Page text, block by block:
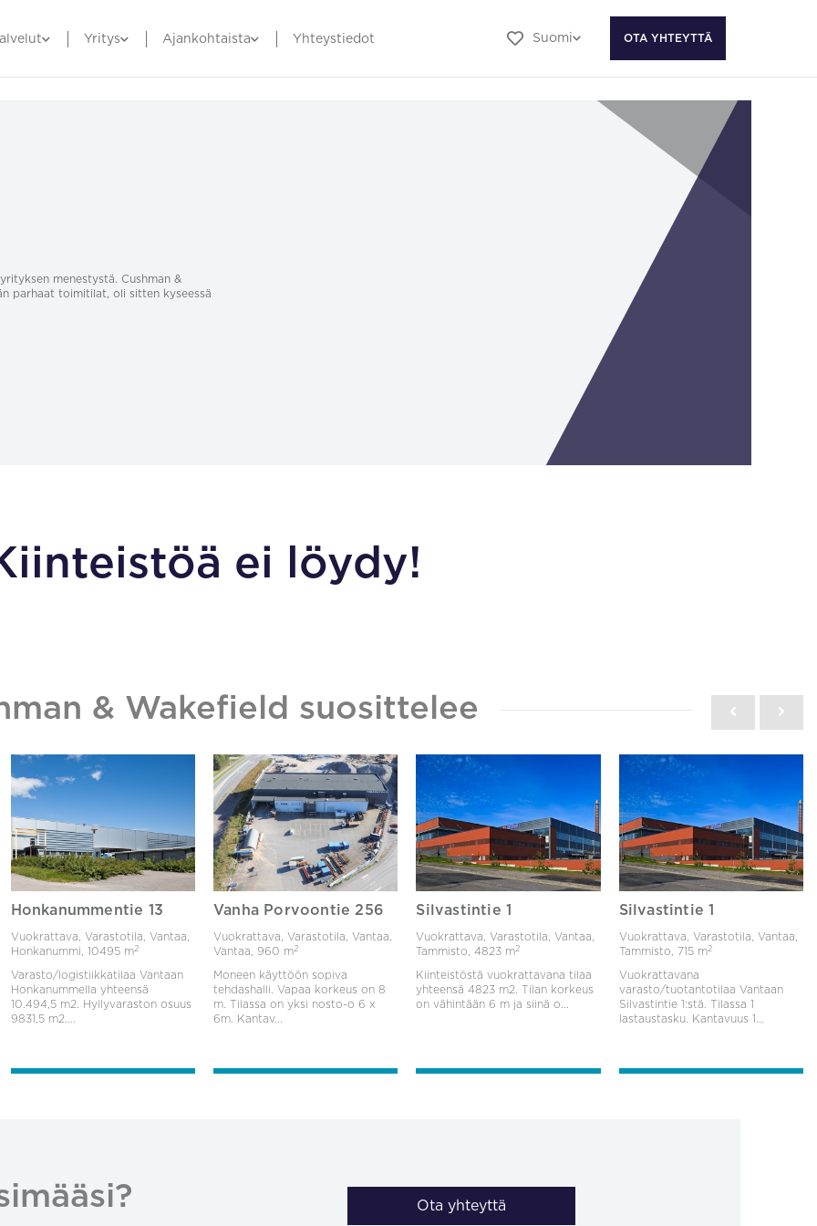
Yritys Ajankohtaista Yhteystiedot Suomi OTA YHTEYTTÄ
menestystä. Cushman &
parhaat toimitilat, oli sitten kyseessä
ei löydy!
& Wakefield suosittelee
Honkanummentie 13
Vuokrattava, Varastotila, Vantaa,
Honkanummi, 10495 m2
Varasto/logistiikkatilaa Vantaan
Honkanummella yhteensä
10.494,5 m2. Hyllyvaraston osuus
9831,5 m2....
Vanha Porvoontie 256
Vuokrattava, Varastotila, Vantaa,
Vantaa, 960 m2
Moneen käyttöön sopiva
tehdashalli. Vapaa korkeus on 8
m. Tilassa on yksi nosto-o 6 x
6m. Kantav...
Silvastintie 1
Vuokrattava, Varastotila, Vantaa,
Tammisto,4823 m2
Kiinteistöstä vuokrattavana tilaa
yhteensä 4823 m2. Tilan korkeus
on vähintään 6 m ja siinä o...
Silvastintie 1
Vuokrattava, Varastotila, Vantaa,
Tammisto,
715 m2
Vuokrattavana
varasto/tuotantotilaa Vantaan
Silvastintie 1:stä. Tilassa 1
lastaustasku. Kantavuus 1...
Ota yhteyttä